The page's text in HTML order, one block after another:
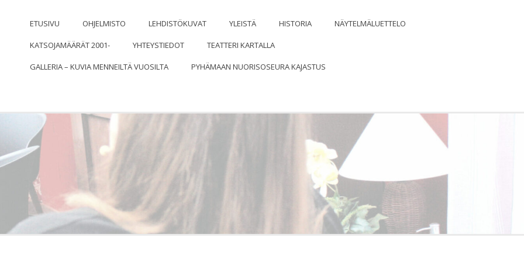
NÄYTTÄMÖ
ETUSIVU OHJELMISTO LEHDISTÖKUVAT YLEISTÄ HISTORIA NÄYTELMÄLUETTELO
KATSOJAMÄÄRÄT 2001- YHTEYSTIEDOT TEATTERI KARTALLA
GALLERIA – KUVIA MENNEILTÄ VUOSILTA PYHÄMAAN NUORISOSEURA KAJASTUS